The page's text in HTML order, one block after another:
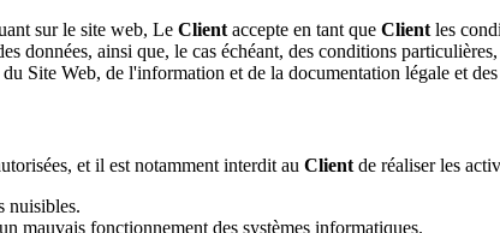
sur le site web, Le Client accepte en tant que Client les
données, ainsi que, le cas échéant, des conditions
Site Web, de l'information et de la documentation légale et
et il est notamment interdit au Client de réaliser les
nuisibles.
mauvais fonctionnement des systèmes informatiques.